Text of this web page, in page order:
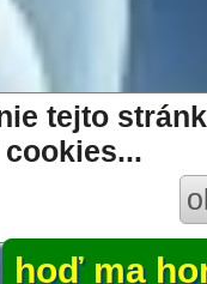
tejto
hoď ma